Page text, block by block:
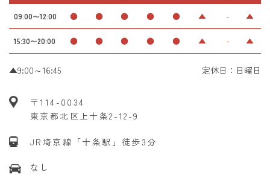
09:00〜12:00 ● ● ● ● ● ▲ - ▲
15:30〜20:00 ● ● ● ● ● ▲ - ▲
▲9:00～16:45 定休日：日曜日
〒114-0034
東京都北区上十条2-12-9
JR埼京線「十条駅」徒歩3分
なし